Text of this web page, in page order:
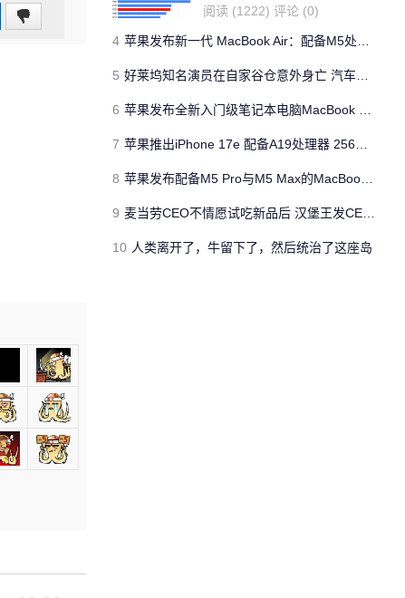
流
阅读 (1222) 评论 (0)
4 苹果发布新一代 MacBook Air：配备M5处理器 性能、存储与 AI 全面升级 ​
5 好莱坞知名演员在自家谷仓意外身亡 汽车搭电时突然自燃
6 苹果发布全新入门级笔记本电脑MacBook Neo 起售价599美元
7 苹果推出iPhone 17e 配备A19处理器 256GB容量起步 刘海屏依旧
8 苹果发布配备M5 Pro与M5 Max的MacBook Pro 本地AI能力再升级 ​
9 麦当劳CEO不情愿试吃新品后 汉堡王发CEO狠咬皇堡视频借势营销
10 人类离开了，牛留下了，然后统治了这座岛